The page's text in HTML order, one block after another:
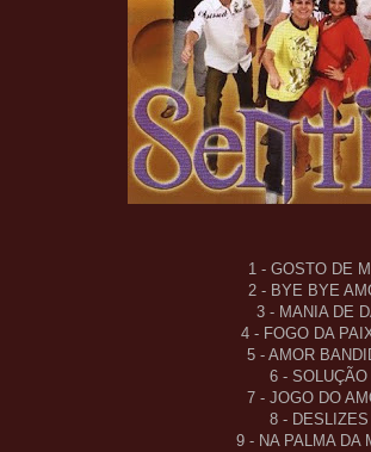
1 - GOSTO DE
2 - BYE BYE
3 - MANIA DE
4 - FOGO DA
5 - AMOR
6 - SOLUÇÃO
7 - JOGO DO
8 - DESLIZES
9 - NA PALMA DA